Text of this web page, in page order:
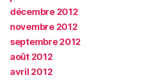
décembre 2012
novembre 2012
septembre 2012
août 2012
avril 2012